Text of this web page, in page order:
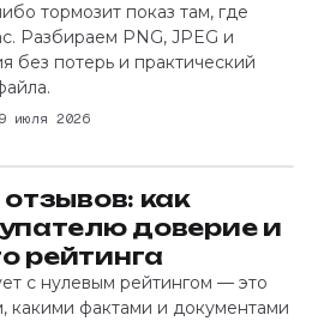
тормозит показ там, где
Разбираем PNG, JPEG и
без потерь и практический
июля 2026
как
доверие и
рейтинга
с нулевым рейтингом — это
какими фактами и документами